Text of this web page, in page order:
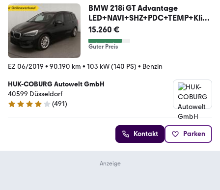
BMW 218i GT Advantage
LED+NAVI+SHZ+PDC+TEMP+Klim
a/BC
15.260 €
Guter Preis
EZ 06/2019 • 90.190 km • 103 kW (140 PS) • Benzin
HUK-COBURG Autowelt GmbH
40599 Düsseldorf
4.1 Sterne
(491)
Kontakt Parken